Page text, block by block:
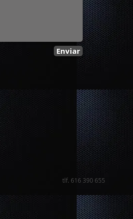
Enviar
tlf. 616 390 655